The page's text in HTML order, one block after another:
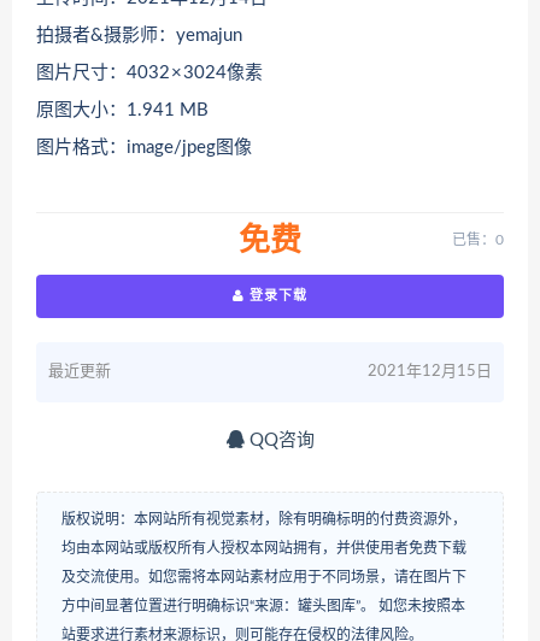
拍摄者&摄影师：yemajun
图片尺寸：4032 × 3024像素
原图大小：1.941 MB
图片格式：image/jpeg图像
免费 已售：0
登录下载
最近更新 2021年12月15日
QQ咨询
版权说明：本网站所有视觉素材，除有明确标明的付费资源外，
均由本网站或版权所有人授权本网站拥有，并供使用者免费下载
及交流使用。如您需将本网站素材应用于不同场景，请在图片下
方中间显著位置进行明确标识“来源：罐头图库”。 如您未按照本
站要求进行素材来源标识，则可能存在侵权的法律风险。